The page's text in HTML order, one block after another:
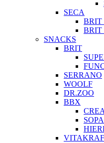
SECA
BRIT
BRIT
SNACKS
BRIT
SERRANO
WOOLF
DR.ZOO
BBX